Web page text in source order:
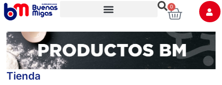
0
Tienda